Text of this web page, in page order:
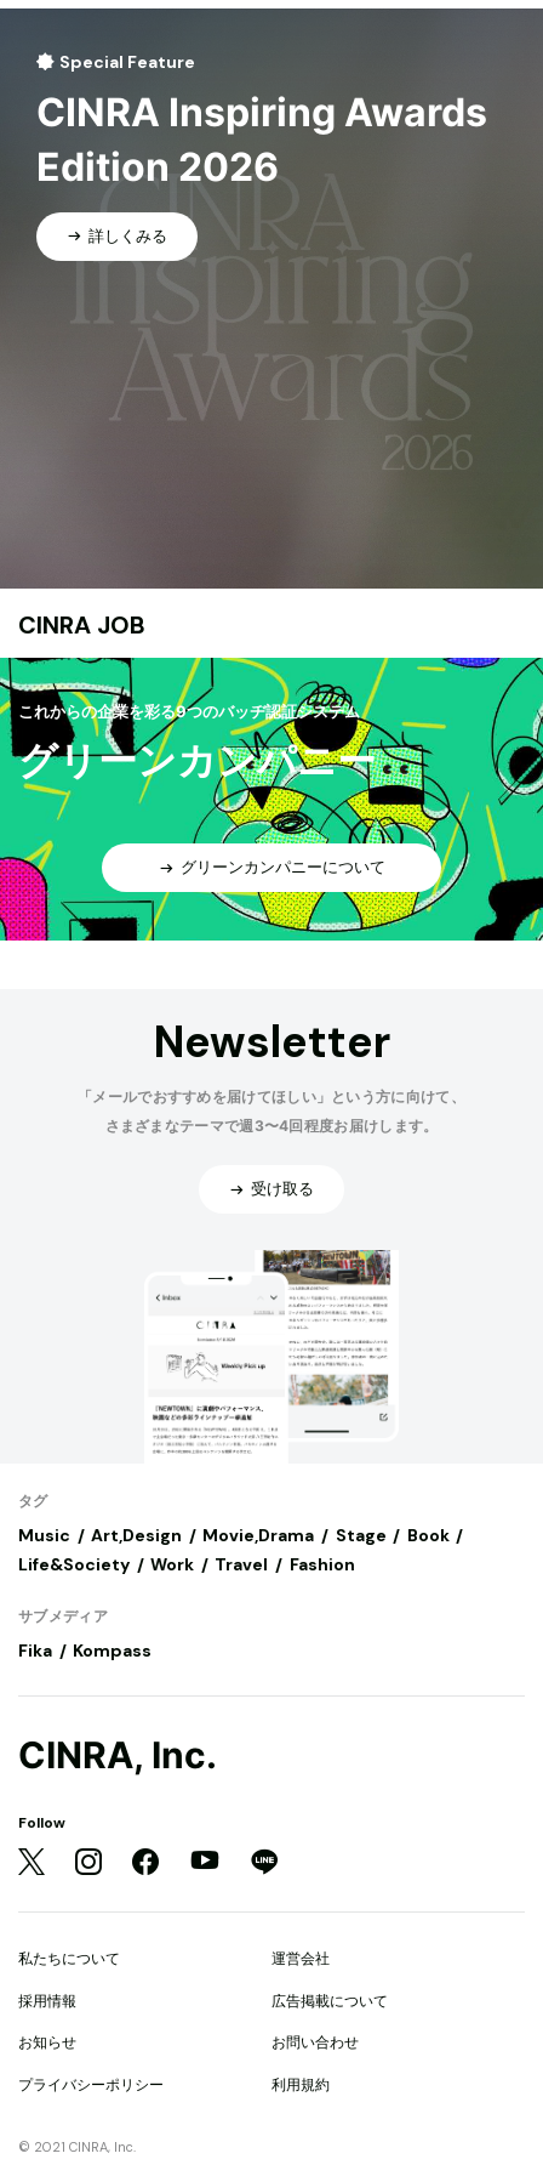
Special Feature
CINRA Inspiring Awards
Edition 2026
詳しくみる
CINRA JOB
これからの企業を彩る9つのバッヂ認証システム
グリーンカンパニー
グリーンカンパニーについて
Newsletter
「メールでおすすめを届けてほしい」という方に向けて、
さまざまなテーマで週3〜4回程度お届けします。
受け取る
タグ
Music Art,Design Movie,Drama Stage
Book
Life&Society
Work Travel Fashion
サブメディア
Fika Kompass
CINRA, Inc.
Follow
私たちについて 運営会社
採用情報 広告掲載について
お知らせ お問い合わせ
プライバシーポリシー 利用規約
© 2021 CINRA, Inc.